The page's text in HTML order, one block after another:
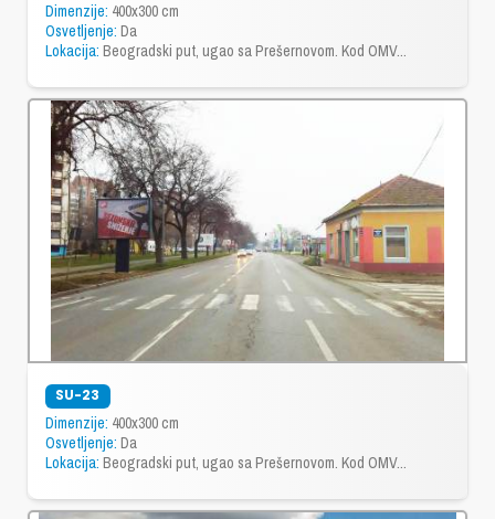
Dimenzije: 400x300 cm
Osvetljenje: Da
Lokacija: Beogradski put, ugao sa Prešernovom. Kod OMV...
SU-23
Dimenzije: 400x300 cm
Osvetljenje: Da
Lokacija: Beogradski put, ugao sa Prešernovom. Kod OMV...